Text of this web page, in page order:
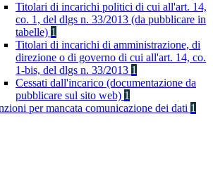
Titolari di incarichi politici di cui all'art. 14,
co. 1, del dlgs n. 33/2013 (da pubblicare in
tabelle) 1
Titolari di incarichi di amministrazione, di
direzione o di governo di cui all'art. 14, co.
1-bis, del dlgs n. 33/2013 1
Cessati dall'incarico (documentazione da
pubblicare sul sito web) 1
per mancata comunicazione dei dati 1